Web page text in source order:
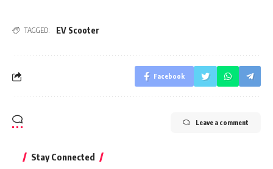
TAGGED: EV Scooter
Facebook
Leave a comment
Stay Connected